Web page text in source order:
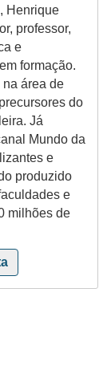
Henrique
professor,
e
formação.
na área de
do
Já
Mundo da
e
produzido
e
milhões de